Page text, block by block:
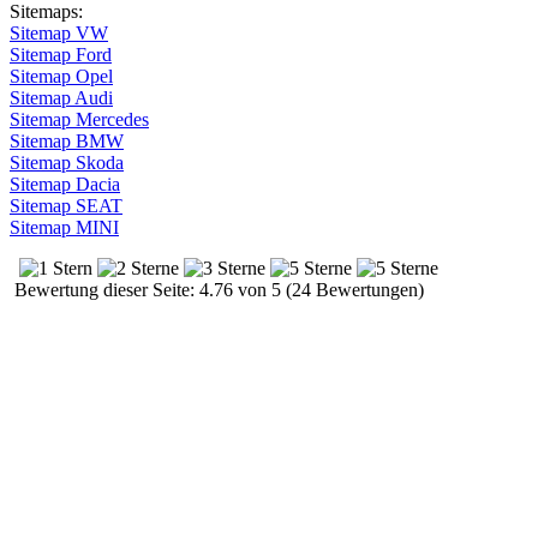
Sitemaps:
Sitemap VW
Sitemap Ford
Sitemap Opel
Sitemap Audi
Sitemap Mercedes
Sitemap BMW
Sitemap Skoda
Sitemap Dacia
Sitemap SEAT
Sitemap MINI
Bewertung dieser Seite: 4.76 von 5 (24 Bewertungen)